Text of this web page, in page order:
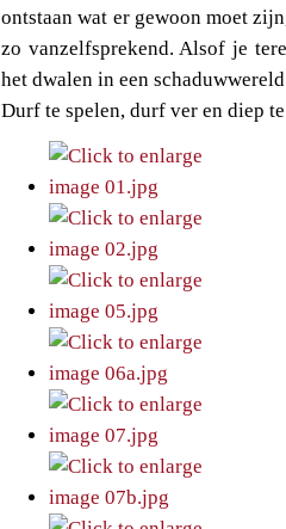
ontstaan wat er gewoon moet
zo vanzelfsprekend. Alsof je
het dwalen in een
Durf te spelen, durf ver en diep